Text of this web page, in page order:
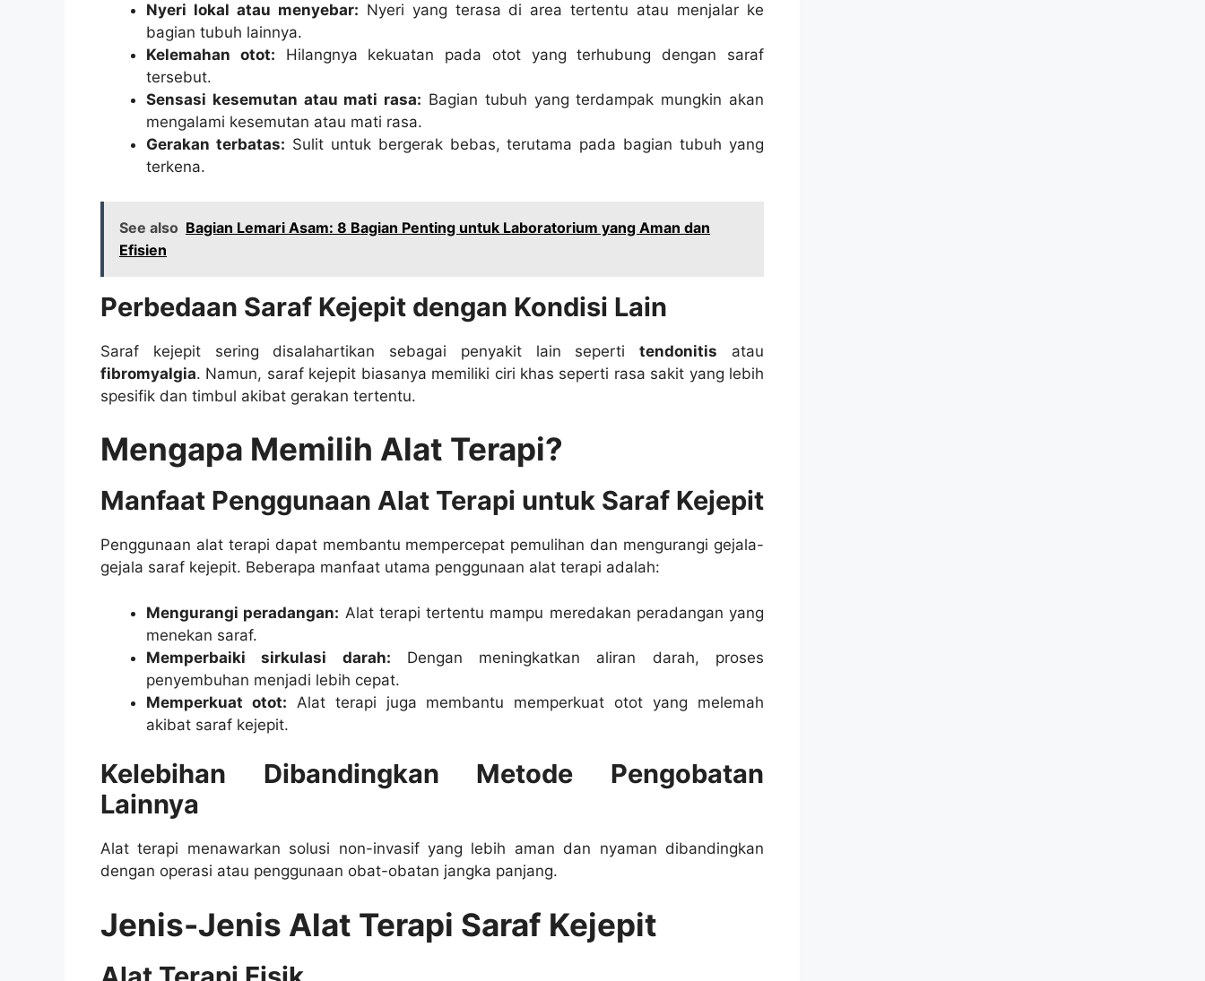
Nyeri lokal atau menyebar: Nyeri yang terasa di area tertentu atau menjalar ke
bagian tubuh lainnya.
Kelemahan otot: Hilangnya kekuatan pada otot yang terhubung dengan saraf
tersebut.
Sensasi kesemutan atau mati rasa: Bagian tubuh yang terdampak mungkin akan
mengalami kesemutan atau mati rasa.
Gerakan terbatas: Sulit untuk bergerak bebas, terutama pada bagian tubuh yang
terkena.
See also Bagian Lemari Asam: 8 Bagian Penting untuk Laboratorium yang Aman dan
Efisien
Perbedaan Saraf Kejepit dengan Kondisi Lain
Saraf kejepit sering disalahartikan sebagai penyakit lain sepertitendonitis atau
fibromyalgia. Namun, saraf kejepit biasanya memiliki ciri khas seperti rasa sakit yang lebih
spesifik dan timbul akibat gerakan tertentu.
Mengapa Memilih Alat Terapi?
Manfaat Penggunaan Alat Terapi untuk Saraf Kejepit
Penggunaan alat terapi dapat membantu mempercepat pemulihan dan mengurangi gejala-
gejala saraf kejepit. Beberapa manfaat utama penggunaan alat terapi adalah:
Mengurangi peradangan: Alat terapi tertentu mampu meredakan peradangan yang
menekan saraf.
Memperbaiki sirkulasi darah: Dengan meningkatkan aliran darah, proses
penyembuhan menjadi lebih cepat.
Memperkuat otot: Alat terapi juga membantu memperkuat otot yang melemah
akibat saraf kejepit.
Kelebihan Dibandingkan Metode Pengobatan
Lainnya
Alat terapi menawarkan solusi non-invasif yang lebih aman dan nyaman dibandingkan
dengan operasi atau penggunaan obat-obatan jangka panjang.
Jenis-Jenis Alat Terapi Saraf Kejepit